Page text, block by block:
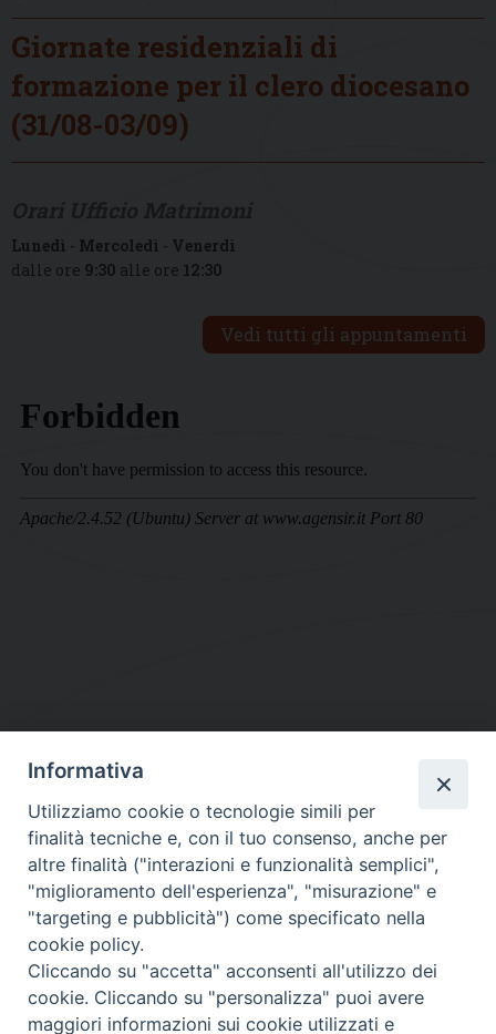
Giornate residenziali di
formazione per il clero diocesano
(31/08-03/09)
Lunedì - Mercoledì - Venerdì
dalle ore 9:30 alle ore 12:30
Vedi tutti gli appuntamenti
DIOCESI SUBURBICARIA DI ALBANO
Contatti:Tel.: 06.93268401 - Fax.: 06.9323844
E-mail:curia@diocesidialbano.it
Orari: dal Lunedì al Venerdì Ore: 9:00 - 13:00
Lunedì, Mercoledì e Venerdì, Ore 9:30 - 12:30
Informativa
Utilizziamo cookie o tecnologie simili per
finalità tecniche e, con il tuo consenso, anche per
altre finalità ("interazioni e funzionalità semplici",
"miglioramento dell'esperienza", "misurazione" e
"targeting e pubblicità") come specificato nella
cookie policy.
Cliccando su "accetta" acconsenti all'utilizzo dei
cookie. Cliccando su "personalizza" puoi avere
maggiori informazioni sui cookie utilizzati e